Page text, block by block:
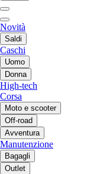
Novità
Saldi
Caschi
Uomo
Donna
High-tech
Corsa
Moto e scooter
Off-road
Avventura
Manutenzione
Bagagli
Outlet